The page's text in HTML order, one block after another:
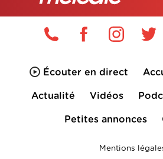
Écouter en direct
Actualité Vidéos
Petites annonces
Mentions